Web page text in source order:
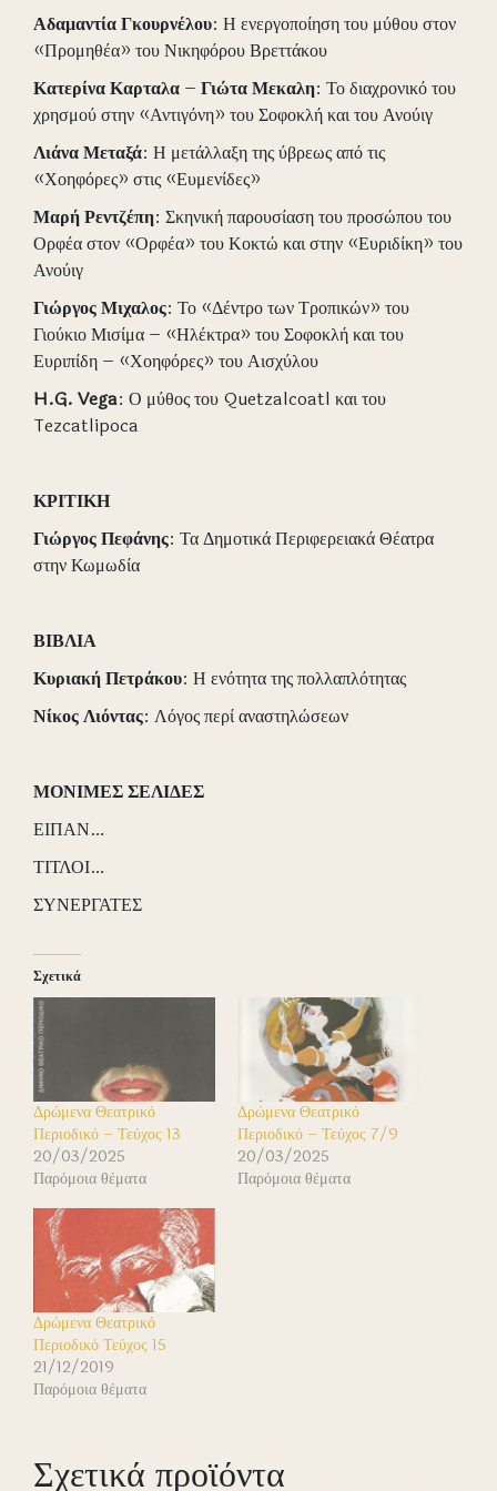
ΑδαμαντίαΓκουρνέλου: Η ενεργοποίηση του μύθου στον
«Προμηθέα» του Νικηφόρου Βρεττάκου
ΚατερίναΚαρταλα – ΓιώταΜεκαλη: Το διαχρονικό του
χρησμού στην «Αντιγόνη» του Σοφοκλή και του Ανούιγ
ΛιάναΜεταξά: Η μετάλλαξη της ύβρεως από τις
«Χοηφόρες» στις «Ευμενίδες»
ΜαρήΡεντζέπη: Σκηνική παρουσίαση του προσώπου του
Ορφέα στον «Ορφέα» του Κοκτώ και στην «Ευριδίκη» του
Ανούιγ
ΓιώργοςΜιχαλος: Το «Δέντρο των Τροπικών» του
Γιούκιο Μισίμα – «Ηλέκτρα» του Σοφοκλή και του
Ευριπίδη – «Χοηφόρες» του Αισχύλου
H.G. Vega: Ο μύθος του Quetzalcoatl και του
Tezcatlipoca
ΚΡΙΤΙΚΗ
ΓιώργοςΠεφάνης: Τα Δημοτικά Περιφερειακά Θέατρα
στην Κωμωδία
ΒΙΒΛΙΑ
ΚυριακήΠετράκου: Η ενότητα της πολλαπλότητας
ΝίκοςΛιόντας: Λόγος περί αναστηλώσεων
ΜΟΝΙΜΕΣ ΣΕΛΙΔΕΣ
ΕΙΠΑΝ…
ΤΙΤΛΟΙ…
ΣΥΝΕΡΓΑΤΕΣ
Σχετικά
Δρώμενα Θεατρικό
Περιοδικό – Τεύχος 13
20/03/2025
Παρόμοια θέματα
Δρώμενα Θεατρικό
Περιοδικό – Τεύχος 7/9
20/03/2025
Παρόμοια θέματα
Δρώμενα Θεατρικό
Περιοδικό Τεύχος 15
21/12/2019
Παρόμοια θέματα
Σχετικά προϊόντα